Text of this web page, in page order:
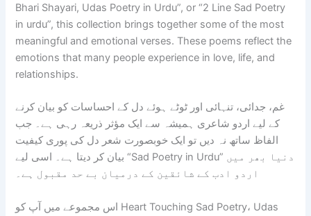
Bhari Shayari, Udas Poetry in Urdu”, or “2 Line Sad Poetry
in urdu”, this collection brings together some of the most
meaningful and emotional verses. These poems reflect the
emotions that many people experience in love, life, and
relationships.
غم، جدائی، تنہائی اور ٹوٹے ہوئے دل کے احساسات کو بیان کرنے
کے لیے اردو شاعری ہمیشہ سے ایک مؤثر ذریعہ رہی ہے۔ جب
الفاظ ساتھ نہ دیں تو ایک خوبصورت شعر دل کی پوری کیفیت
بیان کر دیتا ہے۔ اسی لیے “Sad Poetry in Urdu” دنیا بھر میں
اردو ادب کے شائقین کے درمیان بے حد مقبول ہے۔
اس مجموعے میں آپ کو Heart Touching Sad Poetry، Udas